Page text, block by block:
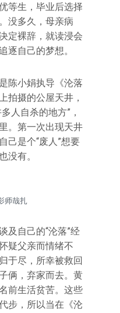
等生，毕业后选择
没多久，母亲病
定裸辞，就读浸会
逐自己的梦想。
陈小娟执导《沦落
拍摄的公屋天井，
人自杀的地方”，
。第一次出现天井
己是个“废人”想要
没有。
师哉扎
及自己的“沦落”经
疑父亲而情绪不
于尽，所幸被救回
俩，弃家而去。黄
前生活贫苦。这些
步，所以当在《沦